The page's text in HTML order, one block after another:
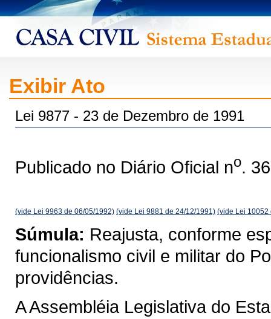
Exibir Ato
Lei 9877 - 23 de Dezembro de 1991
Publicado no Diário Oficial no.
(vide Lei 9963 de 06/05/1992) (vide Lei 9881 de 24/12/1991) (vide Lei 10052
Súmula: Reajusta, conforme
funcionalismo civil e militar do
providências.
A Assembléia Legislativa do